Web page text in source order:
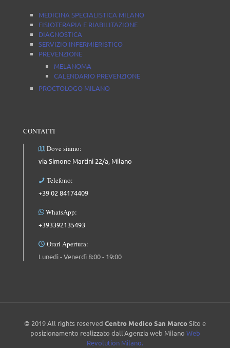
MEDICINA SPECIALISTICA MILANO
FISIOTERAPIA E RIABILITAZIONE
DIAGNOSTICA
SERVIZIO INFERMIERISTICO
PREVENZIONE
MELANOMA
CALENDARIO PREVENZIONE
PROCTOLOGO MILANO
CONTATTI
Dove siamo:
via Simone Martini 22/a, Milano
Telefono:
+39 02 84174409
WhatsApp:
+393392135493
Orari Apertura:
Lunedì - Venerdì 8:00 - 19:00
© 2019 All rights reserved Centro Medico San MarcoSito e
posizionamento realizzato dall'Agenzia web Milano Web
Revolution Milano.